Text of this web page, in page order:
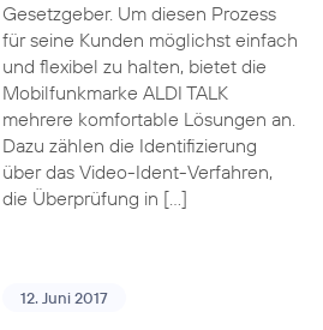
Gesetzgeber. Um diesen Prozess
für seine Kunden möglichst einfach
und flexibel zu halten, bietet die
Mobilfunkmarke ALDI TALK
mehrere komfortable Lösungen an.
Dazu zählen die Identifizierung
über das Video-Ident-Verfahren,
die Überprüfung in […]
12. Juni 2017